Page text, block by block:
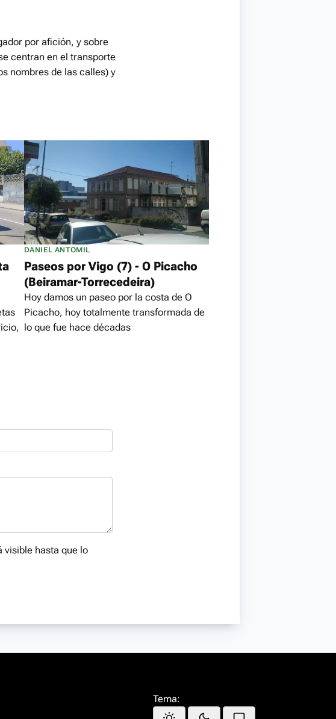
por afición, y sobre
centran en el transporte
nombres de las calles) y
DANIEL ANTOMIL
Paseos por Vigo (7) - O Picacho
(Beiramar-Torrecedeira)
Hoy damos un paseo por la costa de O
Picacho, hoy totalmente transformada de
lo que fue hace décadas
visible hasta que lo
Tema: